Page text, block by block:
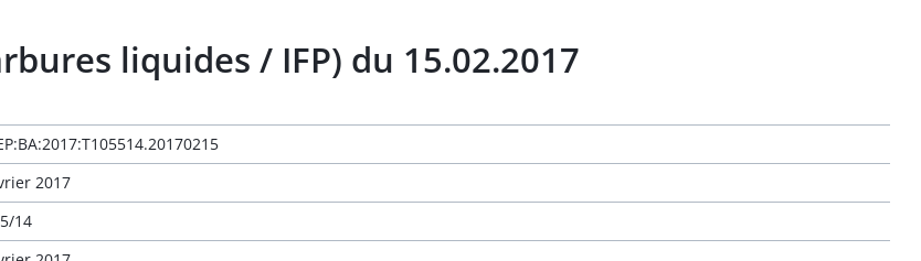
liquides / IFP) du 15.02.2017
2017
14